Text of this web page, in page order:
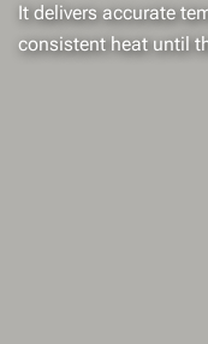
It delivers accurate
consistent heat until